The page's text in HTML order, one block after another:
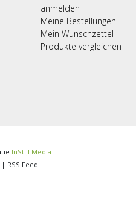
anmelden
Meine Bestellungen
Mein Wunschzettel
Produkte vergleichen
InStijl Media
| RSS Feed